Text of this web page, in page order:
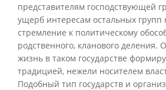
представителям господствующей
ущерб интересам остальных групп
стремление к политическому
родственного, кланового деления.
жизнь в таком государстве
традицией, нежели носителем
Подобный тип государств и